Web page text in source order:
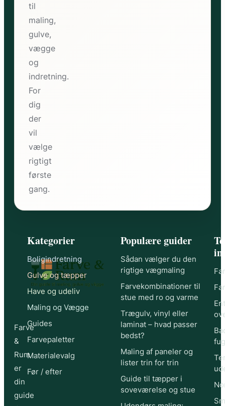
til
maling,
gulve,
vægge
og
indretning.
For
dig
der
vil
vælge
rigtigt
første
gang.
Farve
&
Rum
er
din
guide
Kategorier
Boligindretning
Gulve og tæpper
Have og udeliv
Maling og Vægge
Guides
Farvepaletter
Materialevalg
Før / efter
Populære guider
Sådan vælger du den
rigtige vægmaling
Farvekombinationer til
stue med ro og varme
Trægulv, vinyl eller
laminat – hvad passer
bedst?
Maling af paneler og
lister trin for trin
Guide til tæpper i
soveværelse og stue